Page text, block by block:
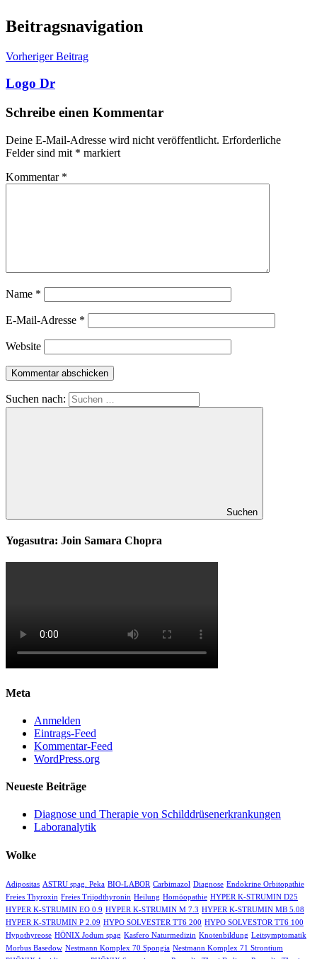
Beitragsnavigation
Vorheriger Beitrag
Logo Dr
Schreibe einen Kommentar
Deine E-Mail-Adresse wird nicht veröffentlicht. Erforderliche
Felder sind mit * markiert
Kommentar *
Name *
E-Mail-Adresse *
Website
Suchen nach:
Suchen
Yogasutra: Join Samara Chopra
Meta
Anmelden
Eintrags-Feed
Kommentar-Feed
WordPress.org
Neueste Beiträge
Diagnose und Therapie von Schilddrüsenerkrankungen
Laboranalytik
Wolke
Adipositas ASTRU spag. Peka BIO-LABOR Carbimazol Diagnose Endokrine Orbitopathie
Freies Thyroxin Freies Trijodthyronin Heilung Homöopathie HYPER K-STRUMIN D25
HYPER K-STRUMIN EO 0.9 HYPER K-STRUMIN M 7.3 HYPER K-STRUMIN MB 5.08
HYPER K-STRUMIN P 2.09 HYPO SOLVESTER TT6 200 HYPO SOLVESTOR TT6 100
Hypothyreose HÖNIX Jodum spag Kasfero Naturmedizin Knotenbildung Leitsymptomatik
Morbus Basedow Nestmann Komplex 70 Spongia Nestmann Komplex 71 Strontium